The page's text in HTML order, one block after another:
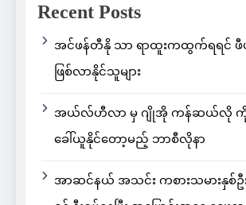
Recent Posts
အင်ဖန်တီနို သာ ရာထူးကထွက်ရရင် ဖီဖ
ဖြစ်လာနိုင်သူများ
အယ်လ်ဟီလာ မှ ဂျိုအို ကန်ဆယ်လို ကို
ခေါ်ယူနိုင်တော့မည့် ဘာစီလိုနာ
အာဆင်နယ် အသင်း ကစားသမားနှစ်ဦ